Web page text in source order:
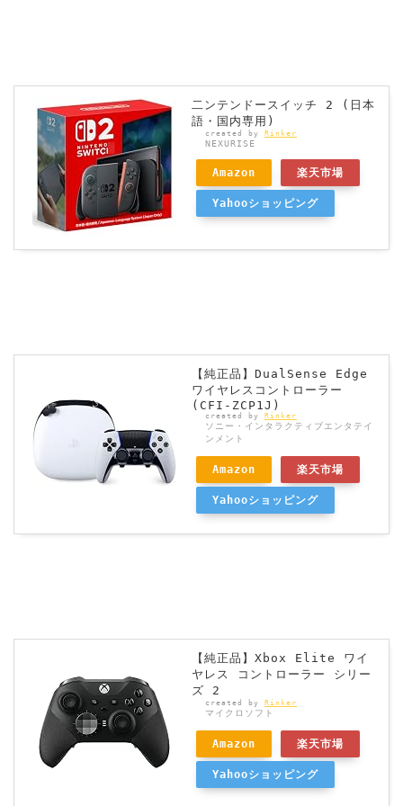
二ンテンドースイッチ 2 (日本
語・国内専用)
created by Rinker
NEXURISE
Amazon 楽天市場
Yahooショッピング
【純正品】DualSense Edge
ワイヤレスコントローラー
(CFI-ZCP1J)
created by Rinker
ソニー・インタラクティブエンタテイ
ンメント
Amazon 楽天市場
Yahooショッピング
【純正品】Xbox Elite ワイ
ヤレス コントローラー シリー
ズ 2
created by Rinker
マイクロソフト
Amazon 楽天市場
Yahooショッピング